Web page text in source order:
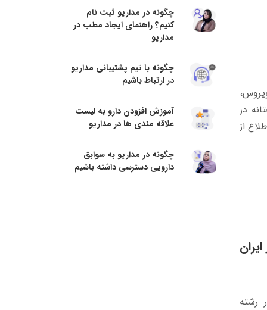
در
از
رشته
چگونه در مداریو ثبت نام
کنیم؟ راهنمای ایجاد مطب در
مداریو
چگونه با تیم پشتیبانی مداریو
در ارتباط باشیم
آموزش افزودن دارو به لیست
علاقه مندی ها در مداریو
چگونه در مداریو به سوابق
دارویی دسترسی داشته باشیم